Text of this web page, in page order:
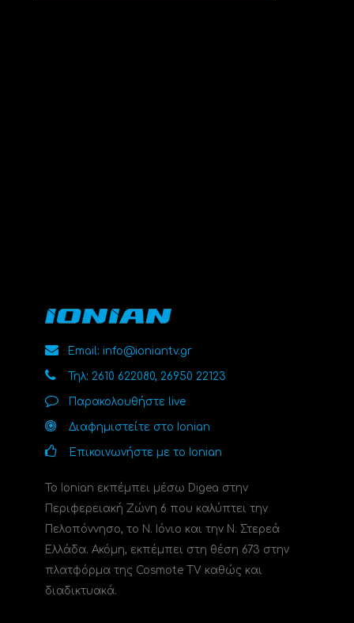
Email: info@ioniantv.gr
Τηλ: 2610 622080, 26950 22123
Παρακολουθήστε live
Διαφημιστείτε στο Ionian
Επικοινωνήστε με το Ionian
Το Ionian εκπέμπει μέσω Digea στην
Περιφερειακή Ζώνη 6 που καλύπτει την
Πελοπόννησο, το N. Ιόνιο και την Ν. Στερεά
Ελλάδα. Ακόμη, εκπέμπει στη θέση 673 στην
πλατφόρμα της Cosmote TV καθώς και
διαδικτυακά.